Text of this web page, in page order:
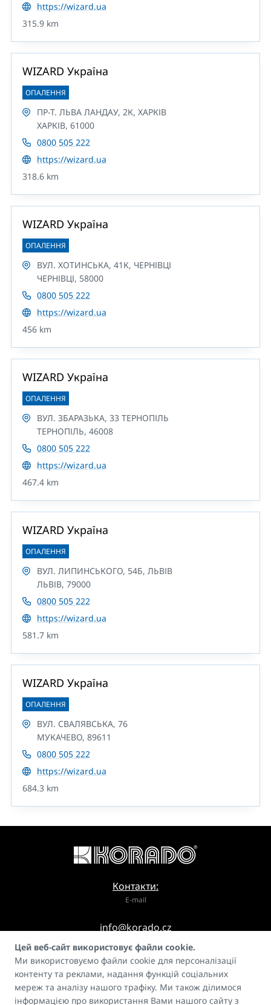
https://wizard.ua
315.9 km
WIZARD Україна
ОПАЛЕННЯ
ПР-Т. ЛЬВА ЛАНДАУ, 2К, ХАРКІВ
ХАРКІВ, 61000
0800 505 222
https://wizard.ua
318.6 km
WIZARD Україна
ОПАЛЕННЯ
ВУЛ. ХОТИНСЬКА, 41К, ЧЕРНІВЦІ
ЧЕРНІВЦІ, 58000
0800 505 222
https://wizard.ua
456 km
WIZARD Україна
ОПАЛЕННЯ
ВУЛ. ЗБАРАЗЬКА, 33 ТЕРНОПІЛЬ
ТЕРНОПІЛЬ, 46008
0800 505 222
https://wizard.ua
467.4 km
WIZARD Україна
ОПАЛЕННЯ
ВУЛ. ЛИПИНСЬКОГО, 54Б, ЛЬВІВ
ЛЬВІВ, 79000
0800 505 222
https://wizard.ua
581.7 km
WIZARD Україна
ОПАЛЕННЯ
ВУЛ. СВАЛЯВСЬКА, 76
МУКАЧЕВО, 89611
0800 505 222
https://wizard.ua
684.3 km
Контакти:
E-mail
info@korado.cz
Цей веб-сайт використовує файли cookie.
Ми використовуємо файли cookie для персоналізації
контенту та реклами, надання функцій соціальних
мереж та аналізу нашого трафіку. Ми також ділимося
інформацією про використання Вами нашого сайту з